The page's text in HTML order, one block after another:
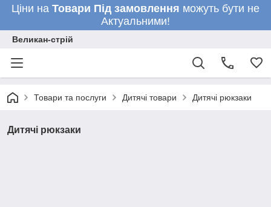
Ціни на Товари Під замовлення можуть бути не
Актуальними!
Великан-стрій
Товари та послуги Дитячі товари Дитячі рюкзаки
Дитячі рюкзаки